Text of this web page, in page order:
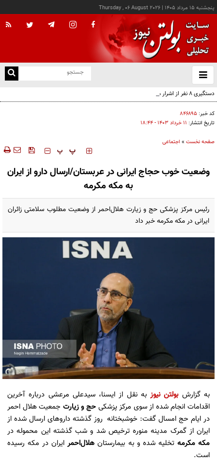
پنجشنبه ۱۵ مرداد ۱۴۰۵ |
Thursday , 06 August 2026
باز
و
دستگیری ۸ نفر از اشرار مسلح شاخص و مرتبطین گروهک‌های تروریستی
کد خبر: ۸۴۶۸۹۵
تاریخ انتشار: ۱۱ خرداد ۱۴۰۳ - ۱۸:۴۴
صفحه نخست » اجتماعی
‍‍‍ پ پ
وضعیت خوب حجاج ایرانی در عربستان/ارسال دارو از ایران
به مکه مکرمه
رئیس مرکز پزشکی حج و زیارت هلال‌احمر از وضعیت مطلوب سلامتی زائران
ایرانی در مکه مکرمه خبر داد
به گزارش بولتن نیوزبه نقل از ایسنا، سیدعلی مرعشی درباره آخرین
اقدامات انجام شده از سوی مرکز پزشکی حج و زیارت جمعیت هلال احمر
در ایام حج امسال گفت:‌ خوشبختانه روز گذشته داروهای ارسال شده از
ایران از گمرک مدینه منوره ترخیص شد و شب گذشته این محموله در
مکه مکرمهتخلیه شده و به بیمارستانهلال‌احمرایران در مکه رسیده
است.